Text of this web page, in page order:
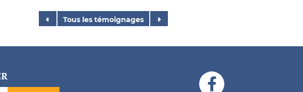
Tous les témoignages